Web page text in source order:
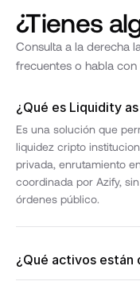
¿Tienes
Consulta a la derecha
frecuentes o habla
¿Qué es Liquidity
Es una solución que
liquidez cripto
privada, enrutamiento
coordinada por Azify,
órdenes público.
¿Qué activos están
Actualmente, el servicio